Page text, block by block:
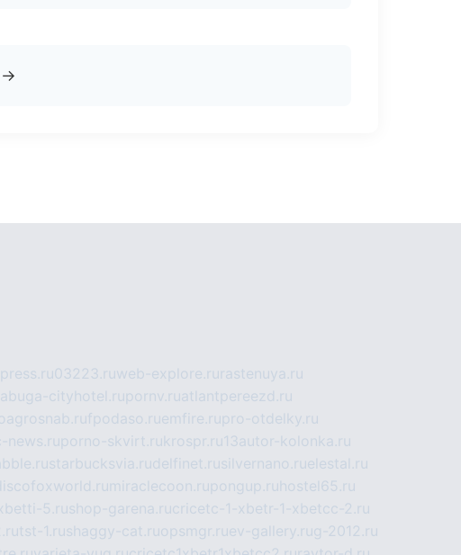
→
03223.ruweb-explore.ru rastenuya.ru
cityhotel.rupornv.ruatlantpereezd.ru
fpodaso.ruemfire.rupro-otdelky.ru
news.ruporno-skvirt.rukrospr.ru13autor-kolonka.ru
starbucksvia.rudelfinet.rusilvernano.ruelestal.ru
miraclecoon.rupongup.ru hostel65.ru
5.rushop-garena.rucricetc-1-xbetr-1-xbetcc-2.ru
tst-1.rushaggy-cat.ruopsmgr.ruev-gallery.rug-2012.ru